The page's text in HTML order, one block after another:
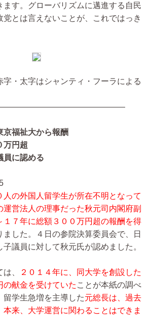
ます。グローバリズムに邁進する自民
党とは言えないことが、これではっき
字・太字はシャンティ・フーラによる
京福祉大から報酬
万円超
に認める
人の外国人留学生が所在不明となって
運営法人の理事だった秋元司内閣府副
１７年に総額３００万円超の報酬を得
ました。４日の参院決算委員会で、日
議員に対して秋元氏が認めました。
、
２０１４年に、同大学を創設した
の献金を受けていた ことが本紙の調べ
留学生急増を主導した元総長は、過去
本来、大学運営に関わることはできま